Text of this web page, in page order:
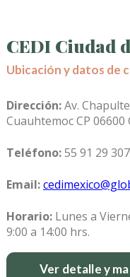
CEDI Ciudad
Ubicación y datos de
Dirección:Av.
Cuauhtemoc CP 06600
Teléfono:55 91 29
Email:
Horario:Lunes a
9:00 a 14:00 hrs.
Ver detalle y